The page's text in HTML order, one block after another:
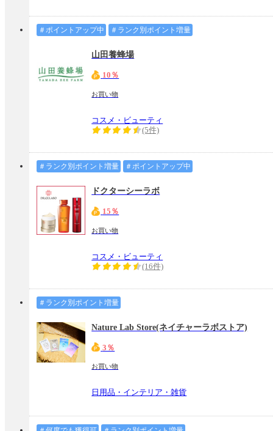
＃ポイントアップ中 ＃ランク別ポイント増量
山田養蜂場
10％
お買い物
コスメ・ビューティ
(5件)
＃ランク別ポイント増量 ＃ポイントアップ中
ドクターシーラボ
15％
お買い物
コスメ・ビューティ
(16件)
＃ランク別ポイント増量
Nature Lab Store(ネイチャーラボストア)
3％
お買い物
日用品・インテリア・雑貨